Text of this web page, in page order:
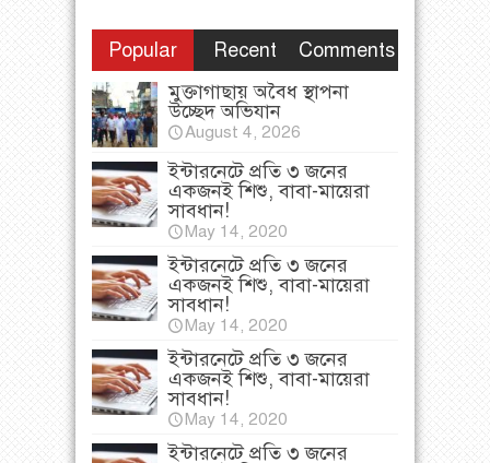
Popular Recent
Comments
মুক্তাগাছায় অবৈধ স্থাপনা
উচ্ছেদ অভিযান
August 4, 2026
ইন্টারনেটে প্রতি ৩ জনের
একজনই শিশু, বাবা-মায়েরা
সাবধান!
May 14, 2020
ইন্টারনেটে প্রতি ৩ জনের
একজনই শিশু, বাবা-মায়েরা
সাবধান!
May 14, 2020
ইন্টারনেটে প্রতি ৩ জনের
একজনই শিশু, বাবা-মায়েরা
সাবধান!
May 14, 2020
ইন্টারনেটে প্রতি ৩ জনের